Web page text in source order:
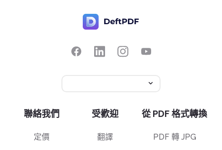
聯絡我們
定價
受歡迎
翻譯
從 PDF 格式轉換
PDF 轉 JPG